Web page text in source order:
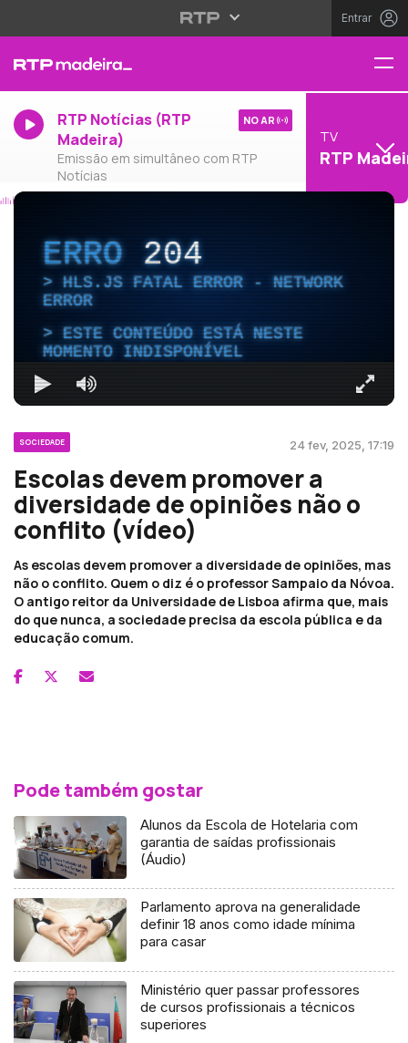
Entrar
RTP Notícias (RTP
Madeira)
Emissão em simultâneo com RTP
Notícias
NO AR
TV
RTP
ERRO204
HLS.JS FATAL ERROR - NETWORK
ERROR
ESTE CONTEÚDO ESTÁ NESTE
MOMENTO INDISPONÍVEL
SOCIEDADE 24 fev, 2025, 17:19
Escolas devem promover a
diversidade de opiniões não o
conflito (vídeo)
As escolas devem promover a diversidade de opiniões, mas
não o conflito. Quem o diz é o professor Sampaio da Nóvoa.
O antigo reitor da Universidade de Lisboa afirma que, mais
do que nunca, a sociedade precisa da escola pública e da
educação comum.
Pode também gostar
Alunos da Escola de Hotelaria com
garantia de saídas profissionais
(Áudio)
Parlamento aprova na generalidade
definir 18 anos como idade mínima
para casar
Ministério quer passar professores
de cursos profissionais a técnicos
superiores